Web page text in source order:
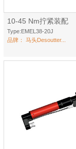
10-45 Nm拧紧装配
Type:EMEL38-20J
品牌：马头Desoutter...